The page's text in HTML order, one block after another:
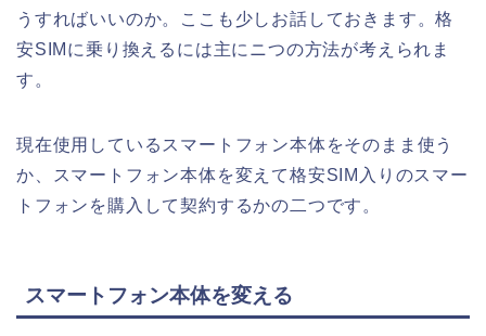
うすればいいのか。ここも少しお話しておきます。格
安SIMに乗り換えるには主にニつの方法が考えられま
す。
現在使用しているスマートフォン本体をそのまま使う
か、スマートフォン本体を変えて格安SIM 入りのスマー
トフォンを購入して契約するかの二つです。
スマートフォン本体を変える